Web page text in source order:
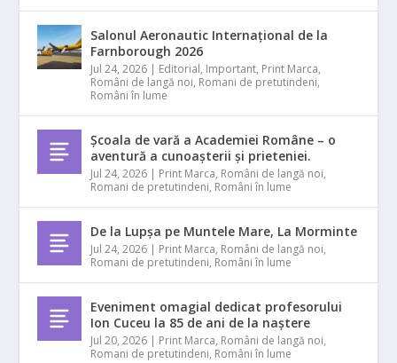
Salonul Aeronautic Internațional de la
Farnborough 2026
Jul 24, 2026 | Editorial, Important, Print Marca,
Români de langă noi, Romani de pretutindeni,
Români în lume
Școala de vară a Academiei Române – o
aventură a cunoașterii și prieteniei.
Jul 24, 2026 | Print Marca, Români de langă noi,
Romani de pretutindeni, Români în lume
De la Lupșa pe Muntele Mare, La Morminte
Jul 24, 2026 | Print Marca, Români de langă noi,
Romani de pretutindeni, Români în lume
Eveniment omagial dedicat profesorului
Ion Cuceu la 85 de ani de la naștere
Jul 20, 2026 | Print Marca, Români de langă noi,
Romani de pretutindeni, Români în lume